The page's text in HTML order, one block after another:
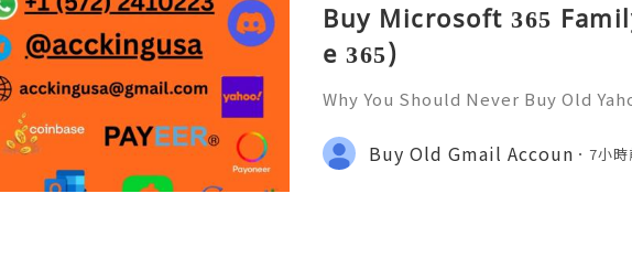
Buy Microsoft 365
e 365)
Why You Should Never Buy Old
onal communication, business
ccount recovery. Because of
Buy Old Gmail Accoun 7小